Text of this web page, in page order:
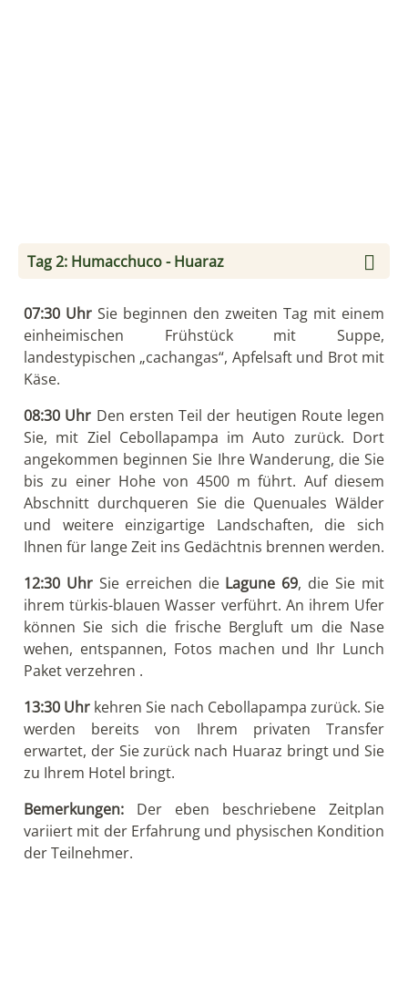
Tag 2: Humacchuco - Huaraz
07:30 Uhr Sie beginnen den zweiten Tag mit einem
einheimischen Frühstück mit Suppe,
landestypischen „cachangas“, Apfelsaft und Brot mit
Käse.
08:30 Uhr Den ersten Teil der heutigen Route legen
Sie, mit Ziel Cebollapampa im Auto zurück. Dort
angekommen beginnen Sie Ihre Wanderung, die Sie
bis zu einer Hohe von 4500 m führt. Auf diesem
Abschnitt durchqueren Sie die Quenuales Wälder
und weitere einzigartige Landschaften, die sich
Ihnen für lange Zeit ins Gedächtnis brennen werden.
12:30 Uhr Sie erreichen die Lagune 69, die Sie mit
ihrem türkis-blauen Wasser verführt. An ihrem Ufer
können Sie sich die frische Bergluft um die Nase
wehen, entspannen, Fotos machen und Ihr Lunch
Paket verzehren .
13:30 Uhr kehren Sie nach Cebollapampa zurück. Sie
werden bereits von Ihrem privaten Transfer
erwartet, der Sie zurück nach Huaraz bringt und Sie
zu Ihrem Hotel bringt.
Bemerkungen: Der eben beschriebene Zeitplan
variiert mit der Erfahrung und physischen Kondition
der Teilnehmer.